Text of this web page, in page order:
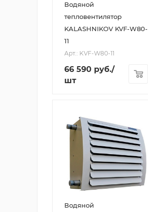
Водяной
тепловентилятор
KALASHNIKOV KVF-W80-
11
Арт.: KVF-W80-11
66 590 руб./
шт
Водяной